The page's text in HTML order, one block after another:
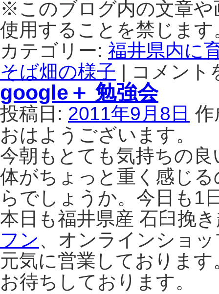
※このブログ内の文章や
使用することを禁じます
カテゴリー: 福井県内に
そば畑の様子 |
美
山
在
来
種
の
そ
ば
畑
を
見
に
き
ま
た。
は
コメント
google＋ 勉強会
投稿日: 2011年9月8日 作
おはようございます。
今朝もとても気持ちの
体がちょっと重く感じ
らでしょうか。今日も1
本日も福井県産 石臼挽
フン、オンラインショ
元気に営業しておりま
お待ちしております。